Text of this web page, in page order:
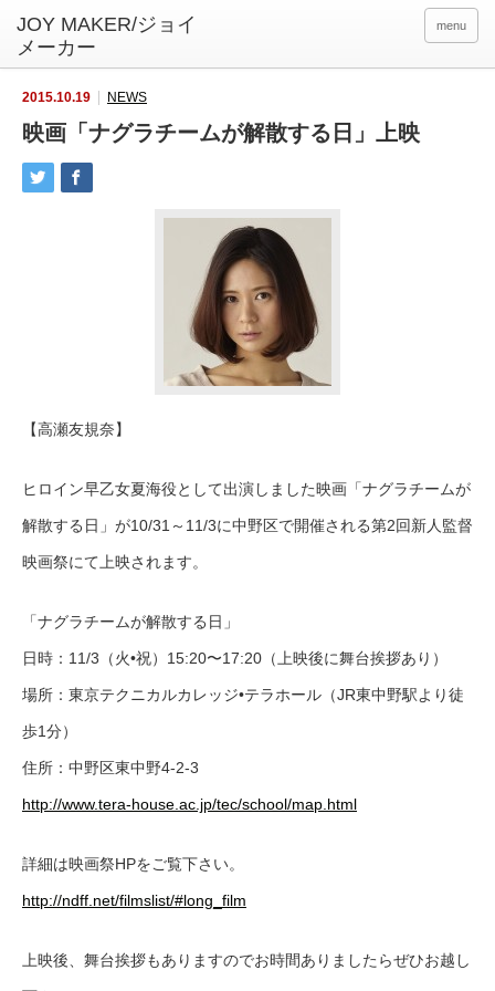
menu
2015.10.19 NEWS
映画「ナグラチームが解散する日」上映
【高瀬友規奈】
ヒロイン早乙女夏海役として出演しました映画「ナグラチームが
解散する日」が10/31～11/3に中野区で開催される第2回新人監督
映画祭にて上映されます。
「ナグラチームが解散する日」
日時：11/3（火•祝）15:20〜17:20（上映後に舞台挨拶あり）
場所：東京テクニカルカレッジ•テラホール（JR東中野駅より徒
歩1分）
住所：中野区東中野4-2-3
http://www.tera-house.ac.jp/tec/school/map.html
詳細は映画祭HPをご覧下さい。
http://ndff.net/filmslist/#long_film
上映後、舞台挨拶もありますのでお時間ありましたらぜひお越し